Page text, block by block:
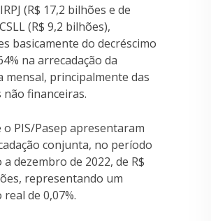
(R$ 17,2 bilhões e de
(R$ 9,2 bilhões),
basicamente do decréscimo
na arrecadação da
mensal, principalmente das
não financeiras.
o PIS/Pasep apresentaram
conjunta, no período
dezembro de 2022, de R$
representando um
de 0,07%.